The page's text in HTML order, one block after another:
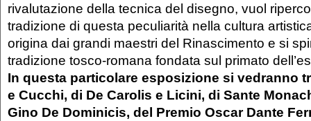
rivalutazione della tecnica del disegno, vuol
tradizione di questa peculiarità nella cultura
origina dai grandi maestri del Rinascimento e si
tradizione tosco-romana fondata sul primato
In questa particolare esposizione si vedranno
e Cucchi, di De Carolis e Licini, di Sante
Gino De Dominicis, del Premio Oscar Dante